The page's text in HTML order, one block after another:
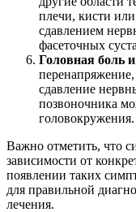
плечи, кисти
сдавлением
фасеточных
Головная боль
сдавление
позвоночника
головокружения.
Важно отметить, что
зависимости от
появлении таких
для правильной
лечения.